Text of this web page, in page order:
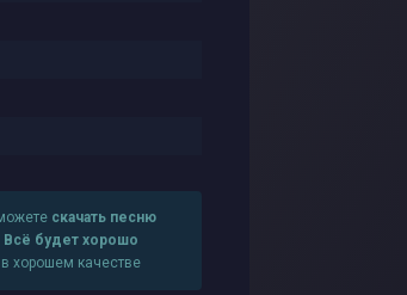
скачать песню
Всё будет хорошо
хорошем качестве